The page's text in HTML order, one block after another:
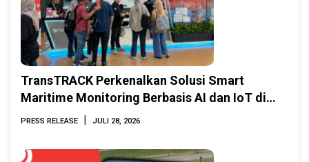
TransTRACK Perkenalkan Solusi Smart
Maritime Monitoring Berbasis AI dan IoT di
INAMARINE 2026
PRESS RELEASE JULI 28, 2026